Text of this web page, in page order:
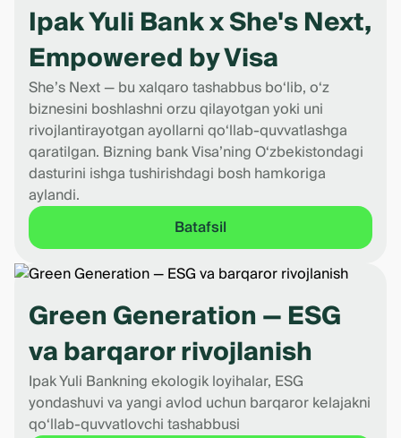
Ipak Yuli Bank x She's Next,
Empowered by Visa
She’s Next — bu xalqaro tashabbus bo‘lib, o‘z
biznesini boshlashni orzu qilayotgan yoki uni
rivojlantirayotgan ayollarni qo‘llab-quvvatlashga
qaratilgan. Bizning bank Visa’ning O‘zbekistondagi
dasturini ishga tushirishdagi bosh hamkoriga
aylandi.
Batafsil
Green Generation — ESG
va barqaror rivojlanish
Ipak Yuli Bankning ekologik loyihalar, ESG
yondashuvi va yangi avlod uchun barqaror kelajakni
qo‘llab-quvvatlovchi tashabbusi